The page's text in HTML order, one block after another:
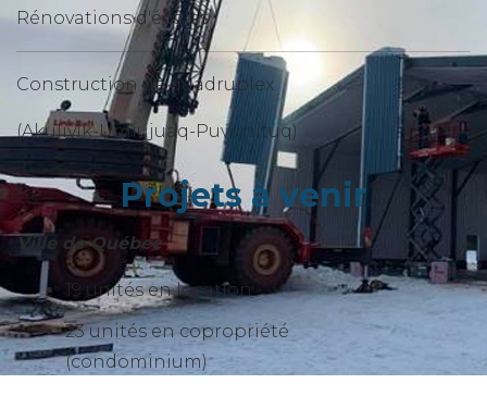
Rénovations d'écoles
Construction de quadruplex
(Akulivik-Umiujuaq-Puvirnituq)
Projets à venir
Ville de Québec
19 unités en location
23 unités en copropriété
(condominium)